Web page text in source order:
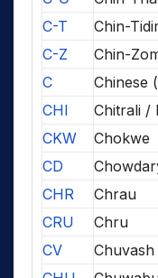
C-T
Chin-
C-Z
Chin-
C
Chinese
CHI
Chitrali /
CKW
Chokwe
CD
CHR
Chrau
CRU
Chru
CV
Chuvash